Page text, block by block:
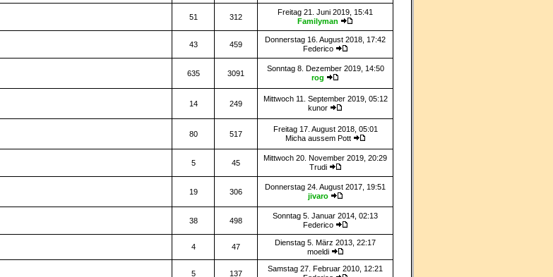
51 312
Freitag 21. Juni 2019, 15:41
Familyman
43 459
Donnerstag 16. August 2018, 17:42
Federico
635 3091
Sonntag 8. Dezember 2019, 14:50
rog
14 249
Mittwoch 11. September 2019, 05:12
kunor
80 517
Freitag 17. August 2018, 05:01
Micha aussem Pott
5 45
Mittwoch 20. November 2019, 20:29
Trudi
19 306
Donnerstag 24. August 2017, 19:51
jivaro
38 498
Sonntag 5. Januar 2014, 02:13
Federico
4 47
Dienstag 5. März 2013, 22:17
moeldi
5 137
Samstag 27. Februar 2010, 12:21